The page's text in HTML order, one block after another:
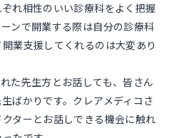
れ相性のいい診療科をよく把握
ンで開業する際は自分の診療科
業支援してくれるのは大変あり
た先生方とお話しても、皆さん
ばかりです。クレアメディコさ
ターとお話しできる機会に触れ